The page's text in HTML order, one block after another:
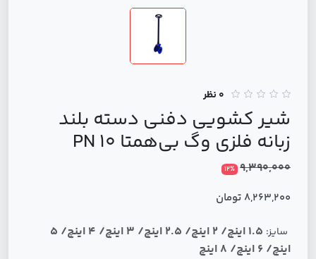
0 نظر
شیر کشویی دفنی دسته بلند
زبانه فلزی وگ بی‌همتا PN 10
9,390,000
12%
8,263,200 تومان
سایز:
1.5 اینچ/ 2 اینچ/ 2.5 اینچ/ 3 اینچ/ 4 اینچ/ 5
اینچ/ 6 اینچ/ 8 اینچ